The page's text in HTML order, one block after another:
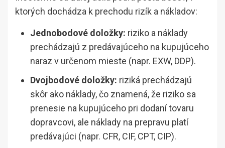
ktorých dochádza k prechodu rizík a nákladov:
Jednobodové doložky: riziko a náklady
prechádzajú z predávajúceho na kupujúceho
naraz v určenom mieste (napr. EXW, DDP).
Dvojbodové doložky: riziká prechádzajú
skôr ako náklady, čo znamená, že riziko sa
prenesie na kupujúceho pri dodaní tovaru
dopravcovi, ale náklady na prepravu platí
predávajúci (napr. CFR, CIF, CPT, CIP).